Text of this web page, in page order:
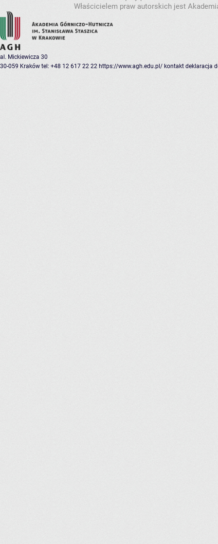
Właścicielem praw autorskich jest
al. Mickiewicza 30
30-059 Kraków tel: +48 12 617 22 22 https://www.agh.edu.pl/ kontakt deklaracja